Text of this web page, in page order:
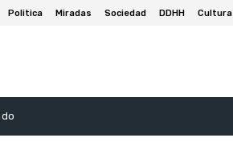
Politica Miradas Sociedad DDHH Cultura